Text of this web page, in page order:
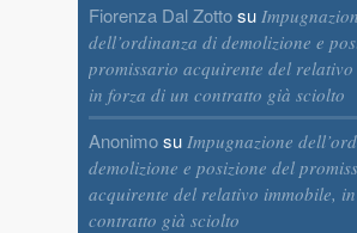
Fiorenza Dal Zottosu
dell’ordinanza di demolizione e
promissario acquirente del relativo
in forza di un contratto già sciolto
Anonimosu Impugnazione
demolizione e posizione del
acquirente del relativo immobile,
contratto già sciolto